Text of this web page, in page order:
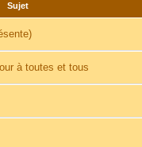
Sujet
à toutes et tous